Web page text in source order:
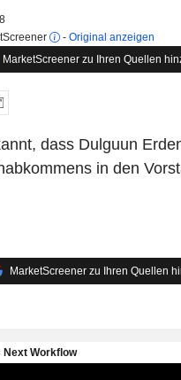
- Original anzeigen
MarketScreener zu Ihren Quellen
dass Dulguun
in den
MarketScreener zu Ihren Quellen